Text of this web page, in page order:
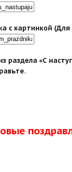
с картинкой
раздела «С